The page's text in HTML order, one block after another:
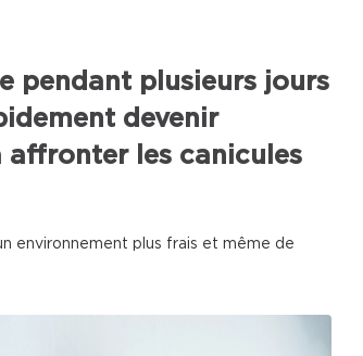
pendant plusieurs jours
devenir
affronter les canicules
environnement plus frais et même de